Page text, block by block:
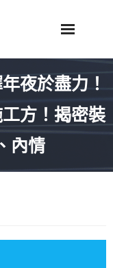
夜於盡力！
方！揭密裝
內情